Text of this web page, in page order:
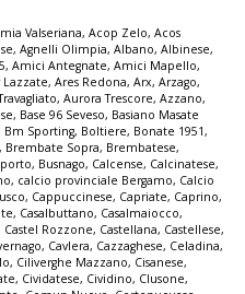
Valseriana, Acop Zelo, Acos
, Agnelli Olimpia, Albano, Albinese,
, Amici Antegnate, Amici Mapello,
, Ares Redona, Arx, Arzago,
, Aurora Trescore, Azzano,
, Base 96 Seveso, Basiano Masate
Bm Sporting, Boltiere, Bonate 1951,
, Brembate Sopra, Brembatese,
, Busnago, Calcense, Calcinatese,
, calcio provinciale Bergamo, Calcio
, Cappuccinese, Capriate, Caprino,
, Casalbuttano, Casalmaiocco,
Castel Rozzone, Castellana, Castellese,
, Cavlera, Cazzaghese, Celadina,
, Ciliverghe Mazzano, Cisanese,
, Cividatese, Cividino, Clusone,